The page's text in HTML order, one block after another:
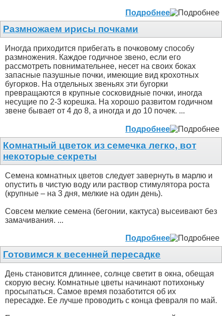
Подробнее
Размножаем ирисы почками
Иногда приходится прибегать в почковому способу
размножения. Каждое годичное звено, если его
рассмотреть повнимательнее, несет на своих боках
запасные пазушные почки, имеющие вид крохотных
бугорков. На отдельных звеньях эти бугорки
превращаются в крупные сосковидные почки, иногда
несущие по 2-3 корешка. На хорошо развитом годичном
звене бывает от 4 до 8, а иногда и до 10 почек. ...
Подробнее
Комнатный цветок из семечка легко, вот
некоторые секреты
Семена комнатных цветов следует завернуть в марлю и
опустить в чистую воду или раствор стимулятора роста
(крупные – на 3 дня, мелкие на один день).
Совсем мелкие семена (бегонии, кактуса) высеивают без
замачивания. ...
Подробнее
Готовимся к весенней пересадке
День становится длиннее, солнце светит в окна, обещая
скорую весну. Комнатные цветы начинают потихоньку
просыпаться. Самое время позаботится об их
пересадке. Ее лучше проводить с конца февраля по май.